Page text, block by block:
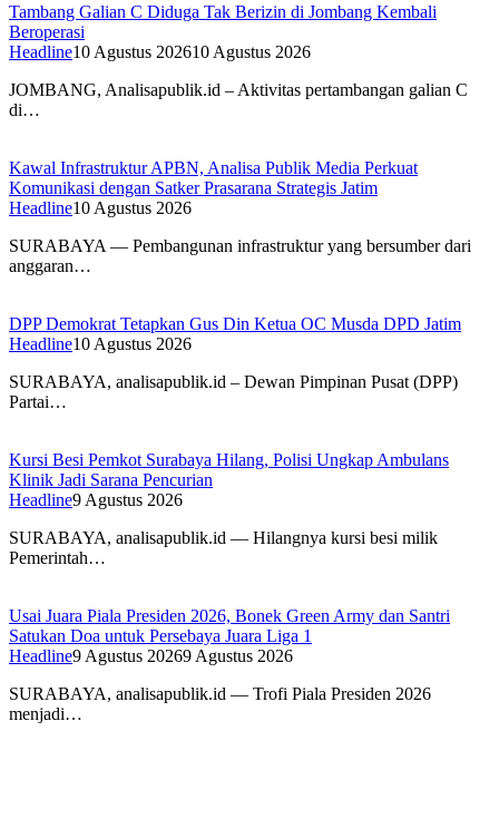
Tambang Galian C Diduga Tak Berizin di Jombang Kembali
Beroperasi
Headline10 Agustus 202610 Agustus 2026
JOMBANG, Analisapublik.id – Aktivitas pertambangan galian C
di…
Kawal Infrastruktur APBN, Analisa Publik Media Perkuat
Komunikasi dengan Satker Prasarana Strategis Jatim
Headline10 Agustus 2026
SURABAYA — Pembangunan infrastruktur yang bersumber dari
anggaran…
DPP Demokrat Tetapkan Gus Din Ketua OC Musda DPD Jatim
Headline10 Agustus 2026
SURABAYA, analisapublik.id – Dewan Pimpinan Pusat (DPP)
Partai…
Kursi Besi Pemkot Surabaya Hilang, Polisi Ungkap Ambulans
Klinik Jadi Sarana Pencurian
Headline9 Agustus 2026
SURABAYA, analisapublik.id — Hilangnya kursi besi milik
Pemerintah…
Usai Juara Piala Presiden 2026, Bonek Green Army dan Santri
Satukan Doa untuk Persebaya Juara Liga 1
Headline9 Agustus 20269 Agustus 2026
SURABAYA, analisapublik.id — Trofi Piala Presiden 2026
menjadi…